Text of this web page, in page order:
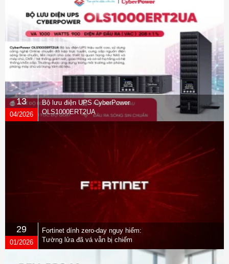
Cổng Thunderbolt hiện đại, truyền tải dữ liệu nhanh chóng
Macbook Pro MPXR2SA/Atrang bị tận 2 cổng Thunderbolt
3 sử dụng dạng cổngUSB-Cđể truyền tín hiệu.
Thunderbolt
3cho phép truyền dữ liệu lên tới40 Gbps
, cao gấp đôi so
vớiThunderbolt 2
trong khi điện năng tiêu thụ thì
chỉ bằng phân nửa.
Màn hình nhỏ gọn nhưng sắc nét
Apple Macbook Pro MPXR2SA/A
có màn hình rộng 13.3 inch,
độ phân giải là Retina (2560 x 1600) sử dụng công nghệ màn
và LED Backlit cho hình ảnh hiển thị khá chất lượng,
tươi sáng.
13
04/2026
Bộ lưu điện UPS CyberPower
OLS1000ERT2UA
29
01/2026
Fortinet dính zero-day nguy hiểm:
Tường lửa đã vá vẫn bị chiếm
quyền